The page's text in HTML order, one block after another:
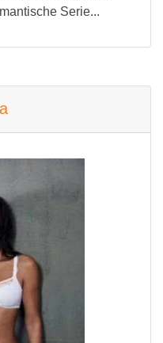
Serie...